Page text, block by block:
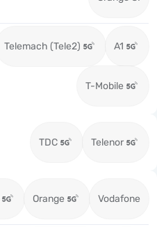
Telemach (Tele2) A1
T-Mobile
TDC Telenor
Orange Vodafone